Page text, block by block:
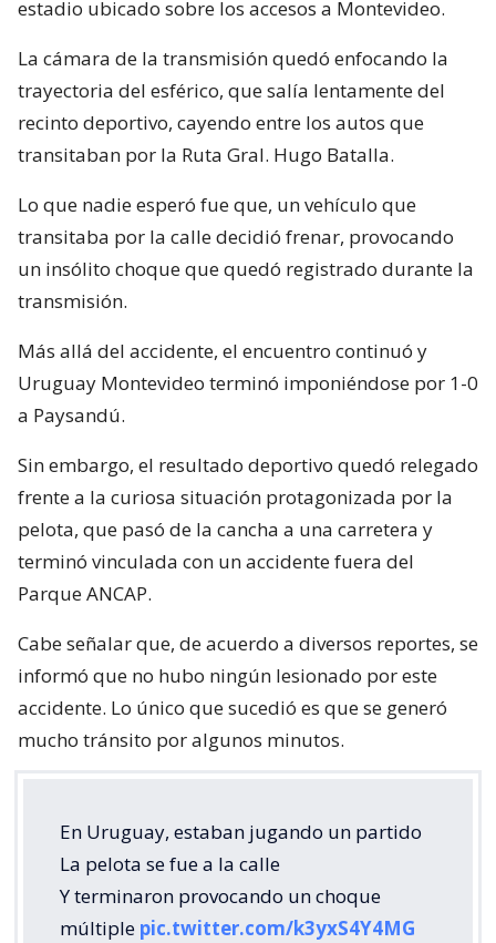
estadio ubicado sobre los accesos a Montevideo.
La cámara de la transmisión quedó enfocando la
trayectoria del esférico, que salía lentamente del
recinto deportivo, cayendo entre los autos que
transitaban por la Ruta Gral. Hugo Batalla.
Lo que nadie esperó fue que, un vehículo que
transitaba por la calle decidió frenar, provocando
un insólito choque que quedó registrado durante la
transmisión.
Más allá del accidente, el encuentro continuó y
Uruguay Montevideo terminó imponiéndose por 1-0
a Paysandú.
Sin embargo, el resultado deportivo quedó relegado
frente a la curiosa situación protagonizada por la
pelota, que pasó de la cancha a una carretera y
terminó vinculada con un accidente fuera del
Parque ANCAP.
Cabe señalar que, de acuerdo a diversos reportes, se
informó que no hubo ningún lesionado por este
accidente. Lo único que sucedió es que se generó
mucho tránsito por algunos minutos.
En Uruguay, estaban jugando un partido
La pelota se fue a la calle
Y terminaron provocando un choque
múltiple pic.twitter.com/k3yxS4Y4MG